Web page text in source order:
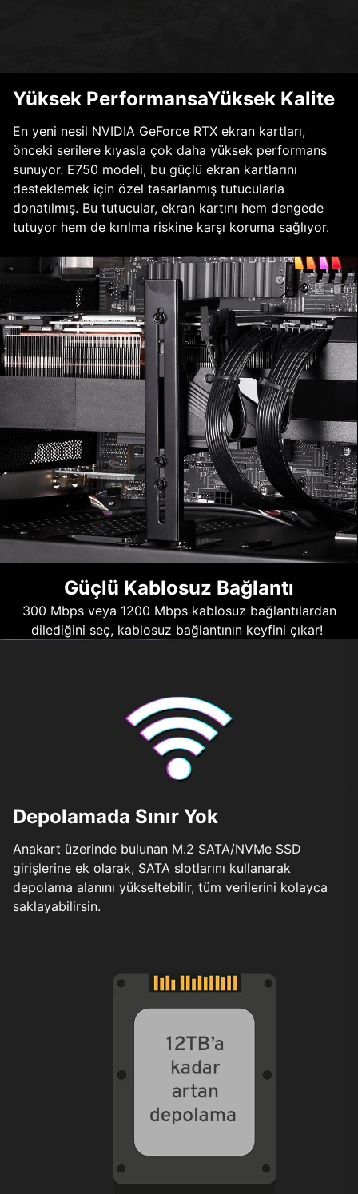
Yüksek PerformansaYüksek Kalite
En yeni nesil NVIDIA GeForce RTX ekran kartları,
önceki serilere kıyasla çok daha yüksek performans
sunuyor. E750 modeli, bu güçlü ekran kartlarını
desteklemek için özel tasarlanmış tutucularla
donatılmış. Bu tutucular, ekran kartını hem dengede
tutuyor hem de kırılma riskine karşı koruma sağlıyor.
Güçlü Kablosuz Bağlantı
300 Mbps veya 1200 Mbps kablosuz bağlantılardan
dilediğini seç, kablosuz bağlantının keyfini çıkar!
Depolamada Sınır Yok
Anakart üzerinde bulunan M.2 SATA/NVMe SSD
girişlerine ek olarak, SATA slotlarını kullanarak
depolama alanını yükseltebilir, tüm verilerini kolayca
saklayabilirsin.